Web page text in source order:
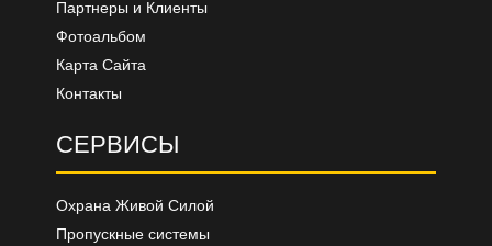
Партнеры и Клиенты
Фотоальбом
Карта Сайта
Контакты
СЕРВИСЫ
Охрана Живой Силой
Пропускные системы